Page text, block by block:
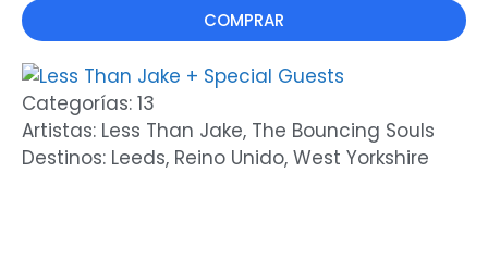
COMPRAR
Categorías: 13
Artistas: Less Than Jake, The Bouncing Souls
Destinos: Leeds, Reino Unido, West Yorkshire